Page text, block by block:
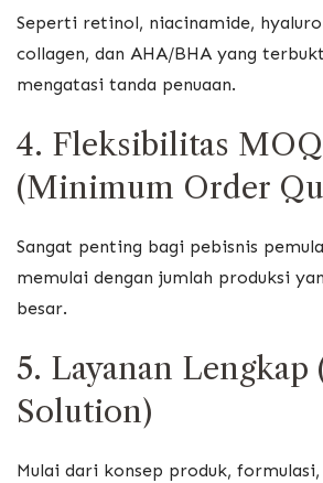
Seperti retinol, niacinamide,
collagen, dan AHA/BHA yang
mengatasi tanda penuaan.
4. Fleksibilitas MOQ
(Minimum Order
Sangat penting bagi pebisnis
memulai dengan jumlah produksi
besar.
5. Layanan Lengkap
Solution)
Mulai dari konsep produk, formulasi,